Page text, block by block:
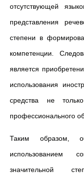
отсутствующей
представления
степени в
компетенции.
является
использования
средства не
профессионального
Таким образом,
использованием
значительной